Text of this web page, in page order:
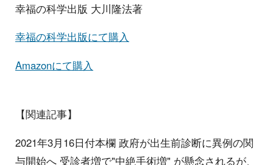
幸福の科学出版 大川隆法著
幸福の科学出版にて購入
Amazonにて購入
【関連記事】
2021年3月16日付本欄 政府が出生前診断に異例の関
与開始へ 受診者増で"中絶手術増" が懸念されるが、